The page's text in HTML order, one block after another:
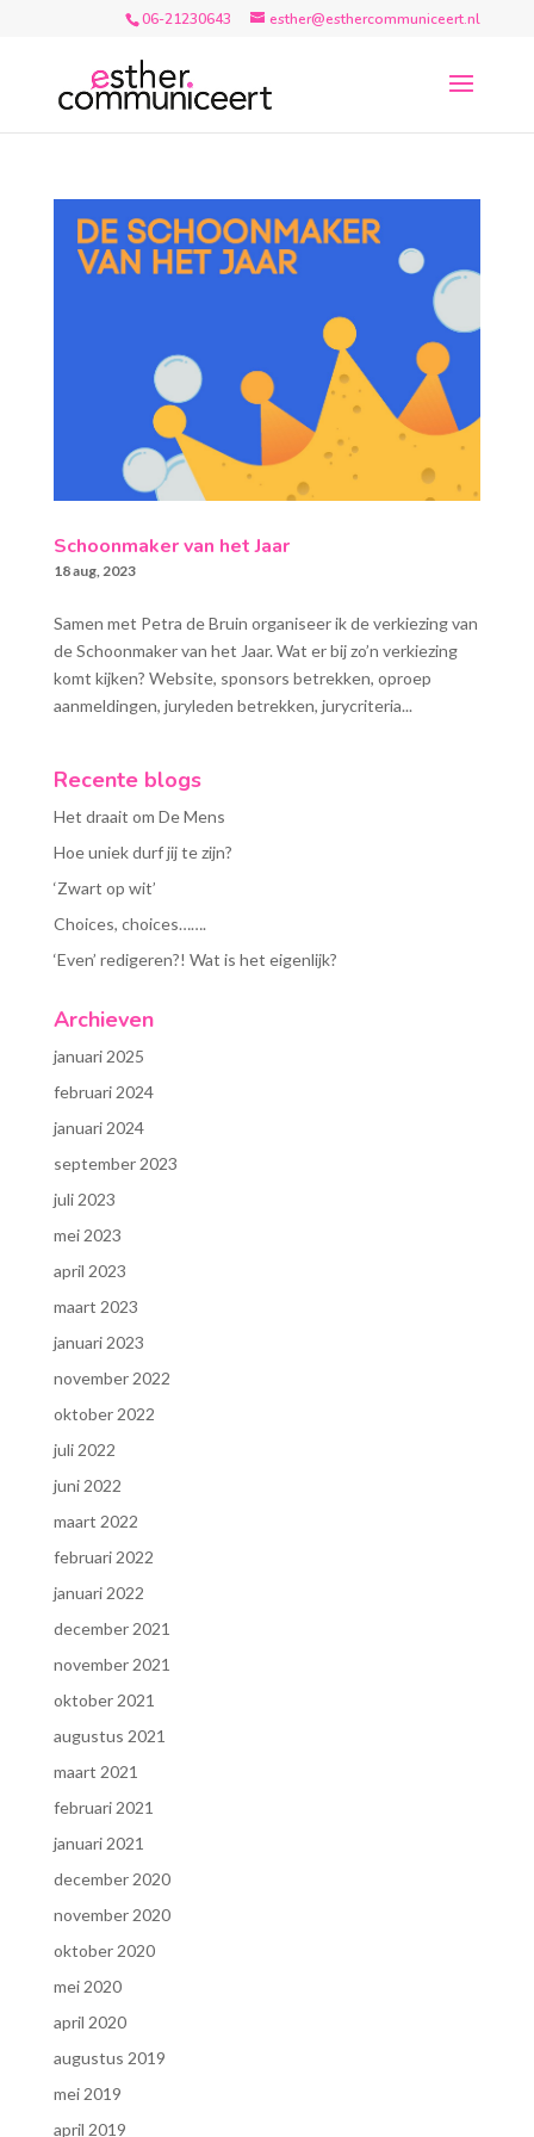
06-21230643 esther@esthercommuniceert.nl
Schoonmaker van het Jaar
18 aug, 2023
Samen met Petra de Bruin organiseer ik de verkiezing van
de Schoonmaker van het Jaar. Wat er bij zo’n verkiezing
komt kijken? Website, sponsors betrekken, oproep
aanmeldingen, juryleden betrekken, jurycriteria...
Recente blogs
Het draait om De Mens
Hoe uniek durf jij te zijn?
‘Zwart op wit’
Choices, choices…….
‘Even’ redigeren?! Wat is het eigenlijk?
Archieven
januari 2025
februari 2024
januari 2024
september 2023
juli 2023
mei 2023
april 2023
maart 2023
januari 2023
november 2022
oktober 2022
juli 2022
juni 2022
maart 2022
februari 2022
januari 2022
december 2021
november 2021
oktober 2021
augustus 2021
maart 2021
februari 2021
januari 2021
december 2020
november 2020
oktober 2020
mei 2020
april 2020
augustus 2019
mei 2019
april 2019